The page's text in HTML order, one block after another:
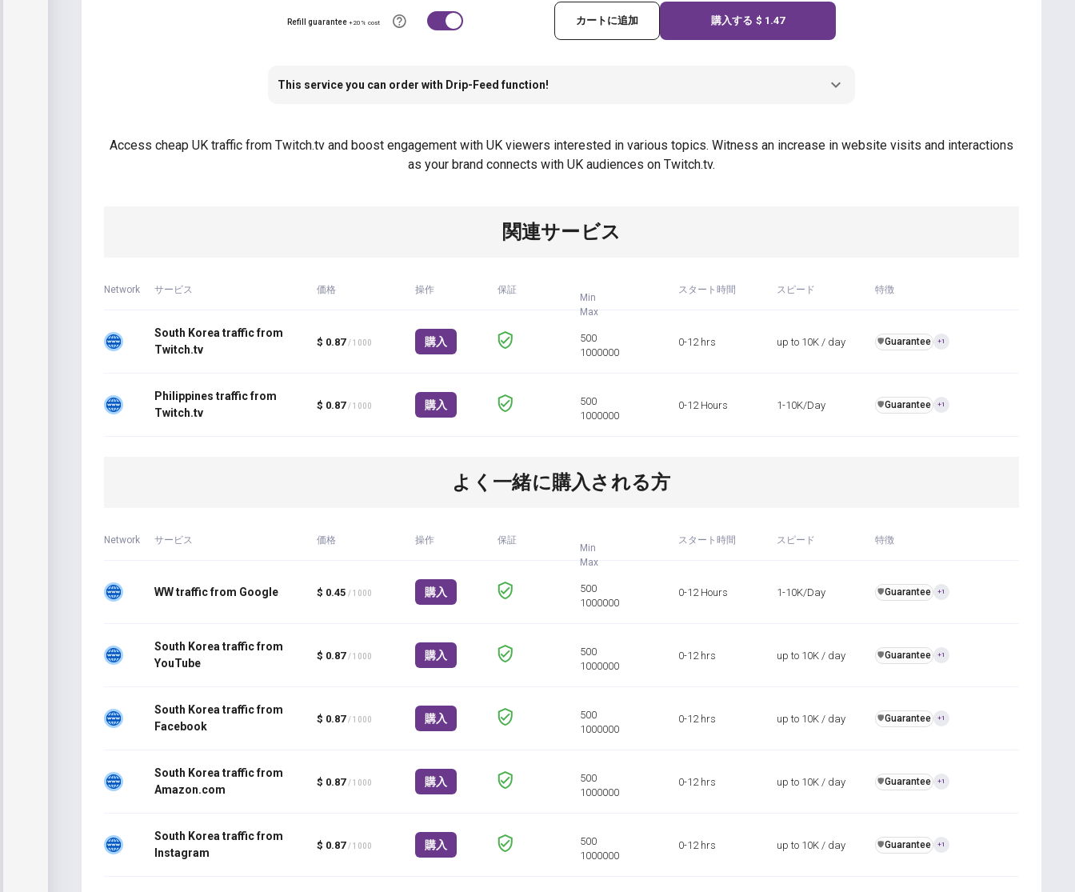
Refill guarantee +20% cost カートに追加 購入する $ 1.47
This service you can order with Drip-Feed function!
Access cheap UK traffic from Twitch.tv and boost engagement with UK viewers interested in various topics. Witness an increase in website visits and interactions
as your brand connects with UK audiences on Twitch.tv.
関連サービス
Network サービス 価格 操作 保証
Min
Max
スタート時間 スピード 特徴
South Korea traffic from
Twitch.tv
$ 0.87 / 1000 購入
500
1000000
0-12 hrs up to 10K / day ️🛡️Guarantee +1
Philippines traffic from
Twitch.tv
$ 0.87 / 1000 購入
500
1000000
0-12 Hours 1-10K/Day ️🛡️Guarantee +1
よく一緒に購入される方
Network サービス 価格 操作 保証
Min
Max
スタート時間 スピード 特徴
WW traffic from Google $ 0.45 / 1000 購入
500
1000000
0-12 Hours 1-10K/Day ️🛡️Guarantee +1
South Korea traffic from
YouTube
$ 0.87 / 1000 購入
500
1000000
0-12 hrs up to 10K / day ️🛡️Guarantee +1
South Korea traffic from
Facebook
$ 0.87 / 1000 購入
500
1000000
0-12 hrs up to 10K / day ️🛡️Guarantee +1
South Korea traffic from
Amazon.com
$ 0.87 / 1000 購入
500
1000000
0-12 hrs up to 10K / day ️🛡️Guarantee +1
South Korea traffic from
Instagram
$ 0.87 / 1000 購入
500
1000000
0-12 hrs up to 10K / day ️🛡️Guarantee +1